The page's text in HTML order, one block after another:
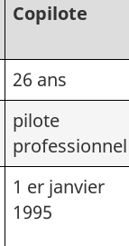
Copilote
26 ans
pilote
professionnel
1 er janvier
1995